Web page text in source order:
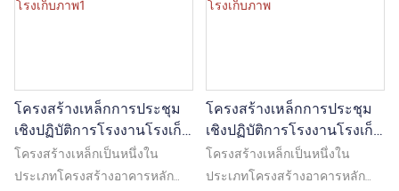
โครงสร้างเหล็กการประชุม
เชิงปฏิบัติการโรงงานโรงเก็บ
โรงเก็บภาพ1
โครงสร้างเหล็กเป็นหนึ่งใน
ประเภทโครงสร้างอาคารหลัก
โครงสร้างเหล็กการประชุม
เชิงปฏิบัติการโรงงานโรงเก็บ
โรงเก็บภาพ
โครงสร้างเหล็กเป็นหนึ่งใน
ประเภทโครงสร้างอาคารหลัก